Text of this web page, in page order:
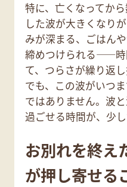
特に、亡くなってか
した波が大きくなり
みが深まる、ごはん
締めつけられる——時
て、つらさが繰り返
でも、この波がいつ
ではありません。波
過ごせる時間が、少し
お別れを終え
が押し寄せる